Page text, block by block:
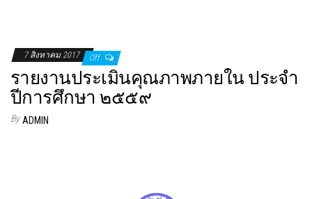
7 สิงหาคม 2017 Off
รายงานประเมินคุณภาพภายใน ประจำ
ปีการศึกษา ๒๕๕๙
By ADMIN